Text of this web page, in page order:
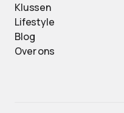
Klussen
Lifestyle
Blog
Over ons